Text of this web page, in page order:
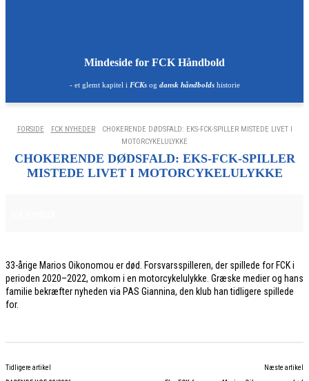
Mindeside for FCK Håndbold
- et glemt kapitel i FCKsog dansk håndboldshistorie
FORSIDE FCK NYHEDER
CHOKERENDE DØDSFALD: EKS-FCK-SPILLER MISTEDE LIVET I
MOTORCYKELULYKKE
CHOKERENDE DØDSFALD: EKS-FCK-SPILLER
MISTEDE LIVET I MOTORCYKELULYKKE
33-årige Marios Oikonomou er død. Forsvarsspilleren, der spillede for FCK i
perioden 2020–2022, omkom i en motorcykelulykke. Græske medier og hans
familie bekræfter nyheden via PAS Giannina, den klub han tidligere spillede
for.
Tidligere artikel
Næste artikel